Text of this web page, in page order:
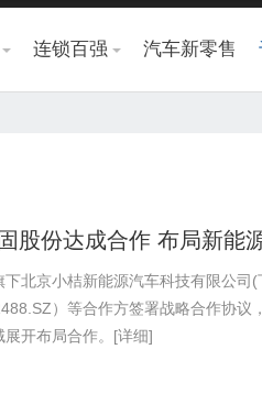
连锁百强 汽车新零售
股份达成合作 布局新能
下北京小桔新能源汽车科技有限公司
）等合作方签署战略合作协
开布局合作。 [详细]